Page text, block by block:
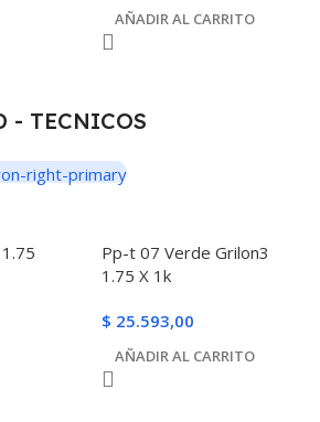
AÑADIR AL CARRITO
- TECNICOS
Pp-t 07 Verde Grilon3
1.75 X 1k
$ 25.593,00
AÑADIR AL CARRITO